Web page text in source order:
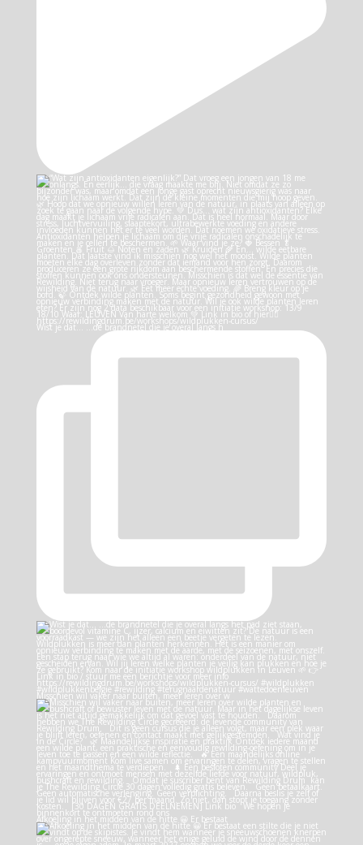
Wist je dat… …de brandnetel die je overal langs h
Misschien wil vaker naar buiten, meer leren over w
Afkoeling in het midden van de hitte 😀 Er bestaat